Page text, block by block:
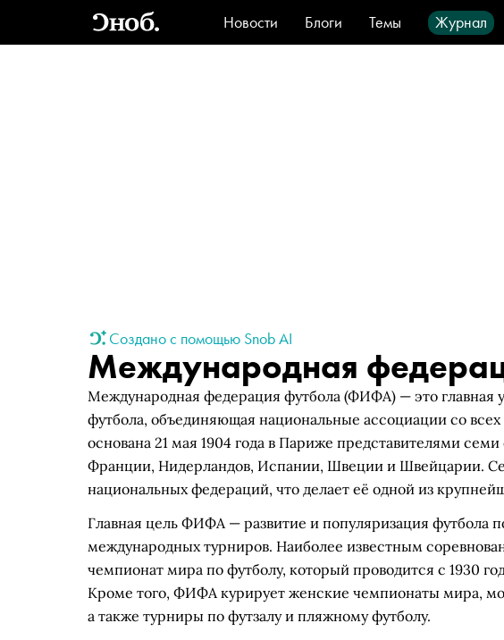
Новости Блоги Темы Журнал
Стиль
Видео Город
Создано с помощью Snob AI
Международная
Международная федерация футбола (ФИФА) — это главная
футбола, объединяющая национальные ассоциации со
основана 21 мая 1904 года в Париже представителями
Франции, Нидерландов, Испании, Швеции и Швейцарии.
национальных федераций, что делает её одной из
Главная цель ФИФА — развитие и популяризация футбола
международных турниров. Наиболее известным
чемпионат мира по футболу, который проводится с 1930
Кроме того, ФИФА курирует женские чемпионаты мира,
а также турниры по футзалу и пляжному футболу.